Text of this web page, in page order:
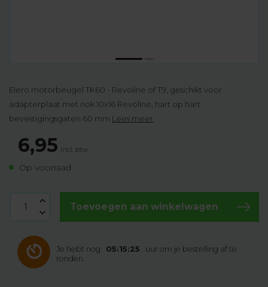
Elero motorbeugel TK60 - Revoline of T9, geschikt voor
adapterplaat met nok 10x16 Revoline, hart op hart
bevestigingsgaten 60 mm Lees meer
6,95 Incl. btw
Op voorraad
Toevoegen aan winkelwagen
Je hebt nog 05:15:24
uur om je bestelling af te
ronden.